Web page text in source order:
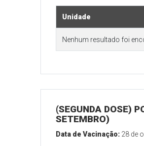
Unidade
Nenhum resultado foi
(SEGUNDA DOSE)
SETEMBRO)
Data de Vacinação: 28 de